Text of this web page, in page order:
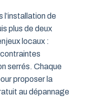
de
plus de deux
locaux :
serrés. Chaque
proposer la
au dépannage